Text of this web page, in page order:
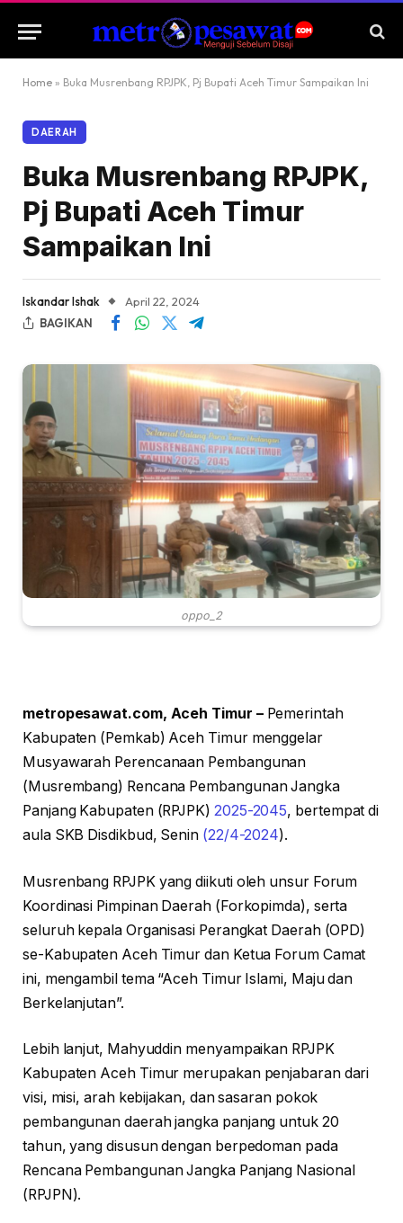
Home » Buka Musrenbang RPJPK, Pj Bupati Aceh Timur Sampaikan Ini
DAERAH
Buka Musrenbang RPJPK,
Pj Bupati Aceh Timur
Sampaikan Ini
Iskandar Ishak
April 22, 2024
BAGIKAN
oppo_2
metropesawat.com, Aceh Timur –Pemerintah
Kabupaten (Pemkab) Aceh Timur menggelar
Musyawarah Perencanaan Pembangunan
(Musrembang) Rencana Pembangunan Jangka
Panjang Kabupaten (RPJPK) 2025-2045, bertempat di
aula SKB Disdikbud, Senin (22/4-2024).
Musrenbang RPJPK yang diikuti oleh unsur Forum
Koordinasi Pimpinan Daerah (Forkopimda), serta
seluruh kepala Organisasi Perangkat Daerah (OPD)
se-Kabupaten Aceh Timur dan Ketua Forum Camat
ini, mengambil tema “Aceh Timur Islami, Maju dan
Berkelanjutan”.
Lebih lanjut, Mahyuddin menyampaikan RPJPK
Kabupaten Aceh Timur merupakan penjabaran dari
visi, misi, arah kebijakan, dan sasaran pokok
pembangunan daerah jangka panjang untuk 20
tahun, yang disusun dengan berpedoman pada
Rencana Pembangunan Jangka Panjang Nasional
(RPJPN).